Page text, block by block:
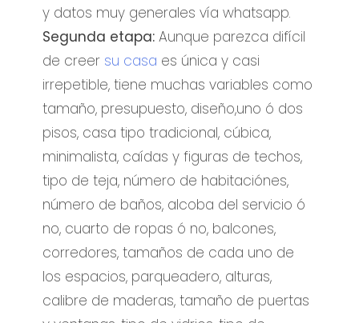
y datos muy generales vía whatsapp.
Segunda etapa: Aunque parezca difícil
de creer su casa es única y casi
irrepetible, tiene muchas variables como
tamaño, presupuesto, diseño,uno ó dos
pisos, casa tipo tradicional, cúbica,
minimalista, caídas y figuras de techos,
tipo de teja, número de habitaciónes,
número de baños, alcoba del servicio ó
no, cuarto de ropas ó no, balcones,
corredores, tamaños de cada uno de
los espacios, parqueadero, alturas,
calibre de maderas, tamaño de puertas